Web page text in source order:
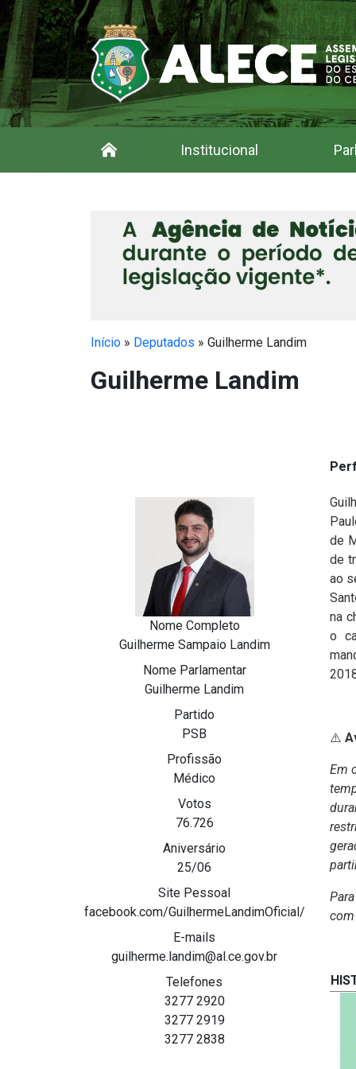
Institucional
Início » Deputados » Guilherme Landim
Guilherme Landim
Nome Completo
Guilherme Sampaio Landim
Nome Parlamentar
Guilherme Landim
Partido
PSB
Profissão
Médico
Votos
76.726
Aniversário
25/06
Site Pessoal
facebook.com/GuilhermeLandimOficial/
E-mails
guilherme.landim@al.ce.gov.br
Telefones
3277 2920
3277 2919
3277 2838
de
de
ao
na
o
⚠️
Em